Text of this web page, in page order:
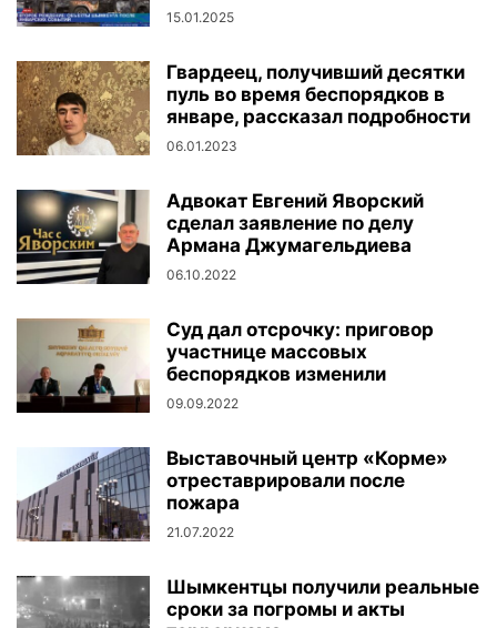
15.01.2025
Гвардеец, получивший десятки
пуль во время беспорядков в
январе, рассказал подробности
06.01.2023
Адвокат Евгений Яворский
сделал заявление по делу
Армана Джумагельдиева
06.10.2022
Суд дал отсрочку: приговор
участнице массовых
беспорядков изменили
09.09.2022
Выставочный центр «Корме»
отреставрировали после
пожара
21.07.2022
Шымкентцы получили реальные
сроки за погромы и акты